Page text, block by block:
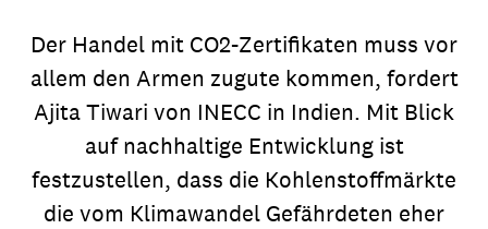
Der Handel mit CO2-Zertifikaten muss vor
allem den Armen zugute kommen, fordert
Ajita Tiwari von INECC in Indien. Mit Blick
auf nachhaltige Entwicklung ist
festzustellen, dass die Kohlenstoffmärkte
die vom Klimawandel Gefährdeten eher